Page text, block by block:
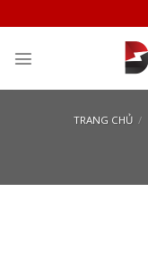
to
content
TRANG CHỦ /